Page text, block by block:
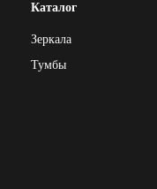
Каталог
Зеркала
Тумбы